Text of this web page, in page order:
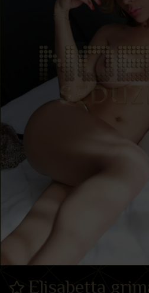
Elisabetta